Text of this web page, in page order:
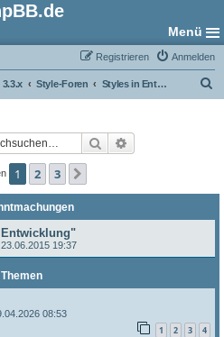
Menü
Anmelden
Registrieren
Style-Foren Styles in Entwicklung
Suche
1 2 3
Entwicklung"
23.06.2015 19:37
Themen
08:53
1 2 3 4